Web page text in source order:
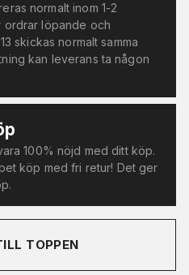
normalt inom 1-2
ordrar löpande och
skickas normalt samma
kan leverans ta någon
100% nöjd med ditt köp.
köp med fri retur! Det ger
TOPPEN